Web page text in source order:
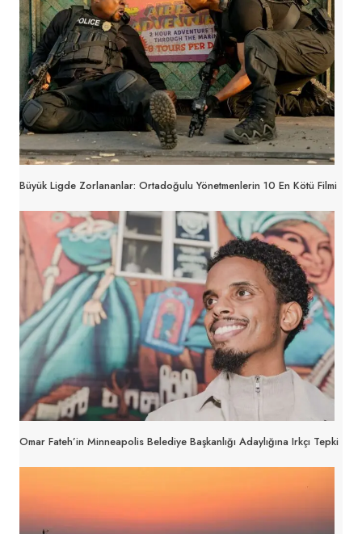
Büyük Ligde Zorlananlar: Ortadoğulu Yönetmenlerin 10 En Kötü Filmi
Omar Fateh’in Minneapolis Belediye Başkanlığı Adaylığına Irkçı Tepki